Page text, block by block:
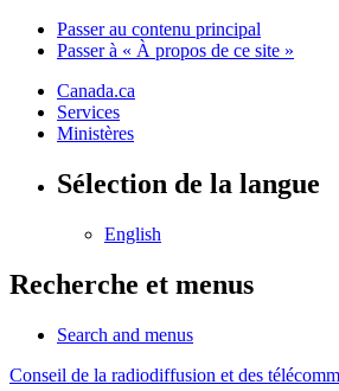
Passer au contenu principal
Passer à « À propos de ce site »
Canada.ca
Services
Ministères
Sélection de la langue
English
Recherche et menus
Search and menus
Conseil de la radiodiffusion et des